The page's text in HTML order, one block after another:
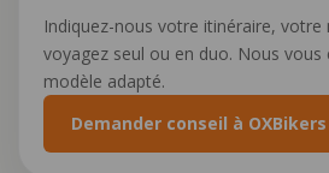
Indiquez-nous votre itinéraire, votre
voyagez seul ou en duo. Nous vous
modèle adapté.
Demander conseil à OXBikers